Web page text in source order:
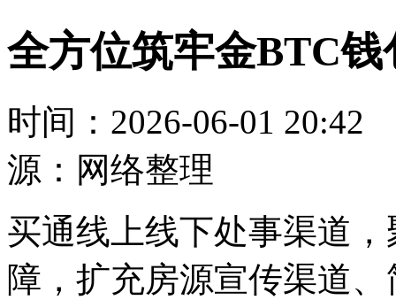
全方位筑牢金BTC
时间：2026-06-01
源：网络整理
买通线上线下处事渠道
障，扩充房源宣传渠道